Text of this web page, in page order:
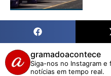
gramadoacontece
Siga-nos no Instagram
notícias em tempo real.